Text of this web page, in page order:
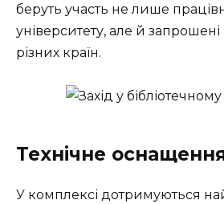
беруть участь не лише
університету, але й
різних країн.
Технічне
У комплексі дотримуються